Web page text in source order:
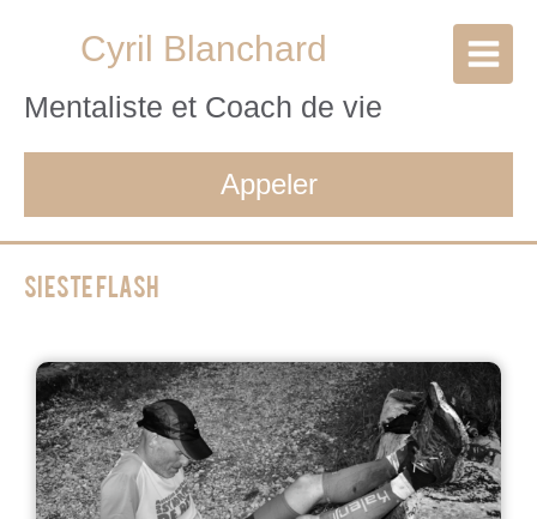
Cyril Blanchard
Mentaliste et Coach de vie
Appeler
Sieste flash